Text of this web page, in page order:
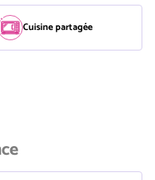
Cuisine partagée